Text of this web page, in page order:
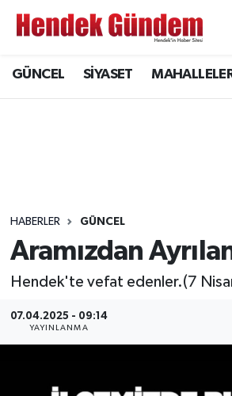
GÜNCEL SİYASET
HABERLER GÜNCEL
Aramızdan
Hendek'te vefat edenler.(7
07.04.2025 - 09:14
YAYINLANMA
Sakarya Hava Durumu
Süper Lig Puan Durumu ve
Tüm Manşetler
Haber Arşivi